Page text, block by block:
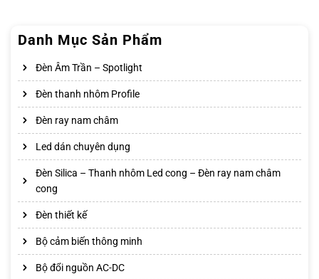
Danh Mục Sản Phẩm
Đèn Âm Trần – Spotlight
Đèn thanh nhôm Profile
Đèn ray nam châm
Led dán chuyên dụng
Đèn Silica – Thanh nhôm Led cong – Đèn ray nam châm
cong
Đèn thiết kế
Bộ cảm biến thông minh
Bộ đổi nguồn AC-DC